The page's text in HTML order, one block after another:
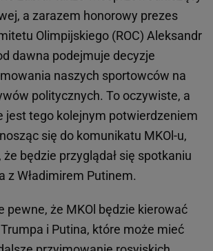
a zarazem honorowy prezes
Olimpijskiego (ROC) Aleksandr
dawna podejmuje decyzje
naszych sportowców na
politycznych. To oczywiste, a
jest tego kolejnym potwierdzeniem
się do komunikatu MKOl-u,
że będzie przyglądał się spotkaniu
z Władimirem Putinem.
pewne, że MKOl będzie kierować
i Putina, które może mieć